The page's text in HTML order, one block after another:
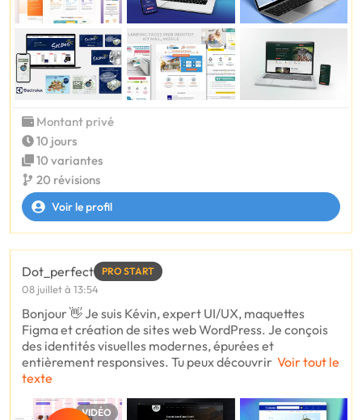
Montant privé
10 jours
10 variantes
20 révisions
Voir le profil
Dot_perfect PRO START
08 juillet à 13:54
Bonjour 👋 Je suis Kévin, expert UI/UX, maquettes
Figma et création de sites web WordPress. Je conçois
des identités visuelles modernes, épurées et
entièrement responsives. Tu peux découvrir Voir tout le
texte
VIDÉO